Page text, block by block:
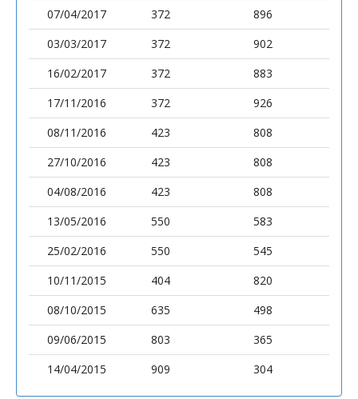
07/04/2017
372
896
03/03/2017
372
902
16/02/2017
372
883
17/11/2016
372
926
08/11/2016
423
808
27/10/2016
423
808
04/08/2016
423
808
13/05/2016
550
583
25/02/2016
550
545
10/11/2015
404
820
08/10/2015
635
498
09/06/2015
803
365
14/04/2015
909 304